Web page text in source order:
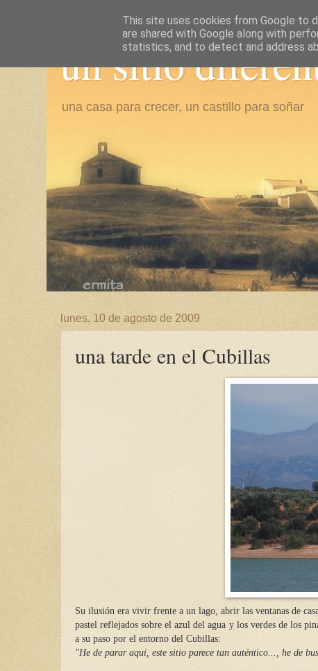
un sitio
una casa para crecer, un castillo para soñar
lunes, 10 de agosto de 2009
una tarde en el Cubillas
Su ilusión era vivir frente a un lago, abrir las ventanas de
pastel reflejados sobre el azul del agua y los verdes de los
a su paso por el entorno del Cubillas:
"He de parar aquí, este sitio parece tan auténtico..., he de
This site uses cookies from Google to
are shared with Google along with
statistics, and to detect and address